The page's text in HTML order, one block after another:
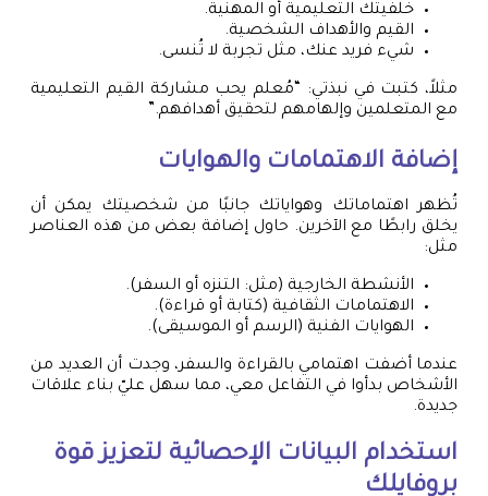
خلفيتك التعليمية أو المهنية.
القيم والأهداف الشخصية.
شيء فريد عنك، مثل تجربة لا تُنسى.
مثلاً، كتبت في نبذتي: “مُعلم يحب مشاركة القيم التعليمية
مع المتعلمين وإلهامهم لتحقيق أهدافهم.”
إضافة الاهتمامات والهوايات
تُظهر اهتماماتك وهواياتك جانبًا من شخصيتك يمكن أن
يخلق رابطًا مع الآخرين. حاول إضافة بعض من هذه العناصر
مثل:
الأنشطة الخارجية (مثل: التنزه أو السفر).
الاهتمامات الثقافية (كتابة أو قراءة).
الهوايات الفنية (الرسم أو الموسيقى).
عندما أضفت اهتمامي بالقراءة والسفر، وجدت أن العديد من
الأشخاص بدأوا في التفاعل معي، مما سهل عليّ بناء علاقات
جديدة.
استخدام البيانات الإحصائية لتعزيز قوة
بروفايلك